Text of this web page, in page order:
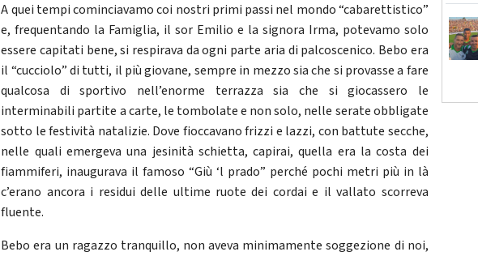
A quei tempi cominciavamo coi nostri primi passi nel mondo “cabarettistico”
e, frequentando la Famiglia, il sor Emilio e la signora Irma, potevamo solo
essere capitati bene, si respirava da ogni parte aria di palcoscenico. Bebo era
il “cucciolo” di tutti, il più giovane, sempre in mezzo sia che si provasse a fare
qualcosa di sportivo nell’enorme terrazza sia che si giocassero le
interminabili partite a carte, le tombolate e non solo, nelle serate obbligate
sotto le festività natalizie. Dove fioccavano frizzi e lazzi, con battute secche,
nelle quali emergeva una jesinità schietta, capirai, quella era la costa dei
fiammiferi, inaugurava il famoso “Giù ‘l prado” perché pochi metri più in là
c’erano ancora i residui delle ultime ruote dei cordai e il vallato scorreva
fluente.
Bebo era un ragazzo tranquillo, non aveva minimamente soggezione di noi,